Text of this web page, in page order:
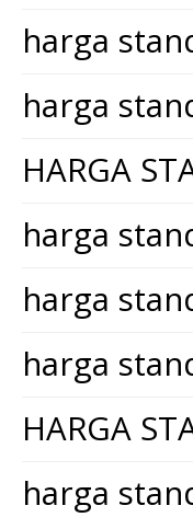
harga
harga
HARGA
harga
harga
harga
HARGA
harga